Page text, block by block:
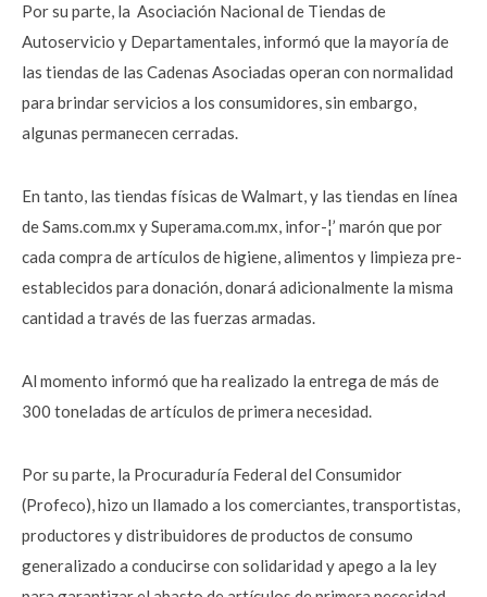
Por su parte, la Asociación Nacional de Tiendas de
Autoservicio y Departamentales, informó que la mayoría de
las tiendas de las Cadenas Asociadas operan con normalidad
para brindar servicios a los consumidores, sin embargo,
algunas permanecen cerradas.
En tanto, las tiendas físicas de Walmart, y las tiendas en línea
de Sams.com.mx y Superama.com.mx, infor-¦’ marón que por
cada compra de artículos de higiene, alimentos y limpieza pre-
establecidos para donación, donará adicionalmente la misma
cantidad a través de las fuerzas armadas.
Al momento informó que ha realizado la entrega de más de
300 toneladas de artículos de primera necesidad.
Por su parte, la Procuraduría Federal del Consumidor
(Profeco), hizo un llamado a los comerciantes, transportistas,
productores y distribuidores de productos de consumo
generalizado a conducirse con solidaridad y apego a la ley